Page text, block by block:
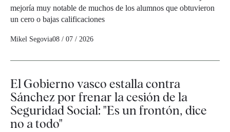
mejoría muy notable de muchos de los alumnos que obtuvieron
un cero o bajas calificaciones
Mikel Segovia08 / 07 / 2026
El Gobierno vasco estalla contra
Sánchez por frenar la cesión de la
Seguridad Social: "Es un frontón, dice
no a todo"